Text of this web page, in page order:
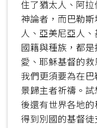
住了猶太人、阿
神論者，而巴勒
人、亞美尼亞人
國籍與種族，都
愛、耶穌基督的救
我們更須要為在
景歸主者祈禱。
後還有世界各地
得到別國的基督徒